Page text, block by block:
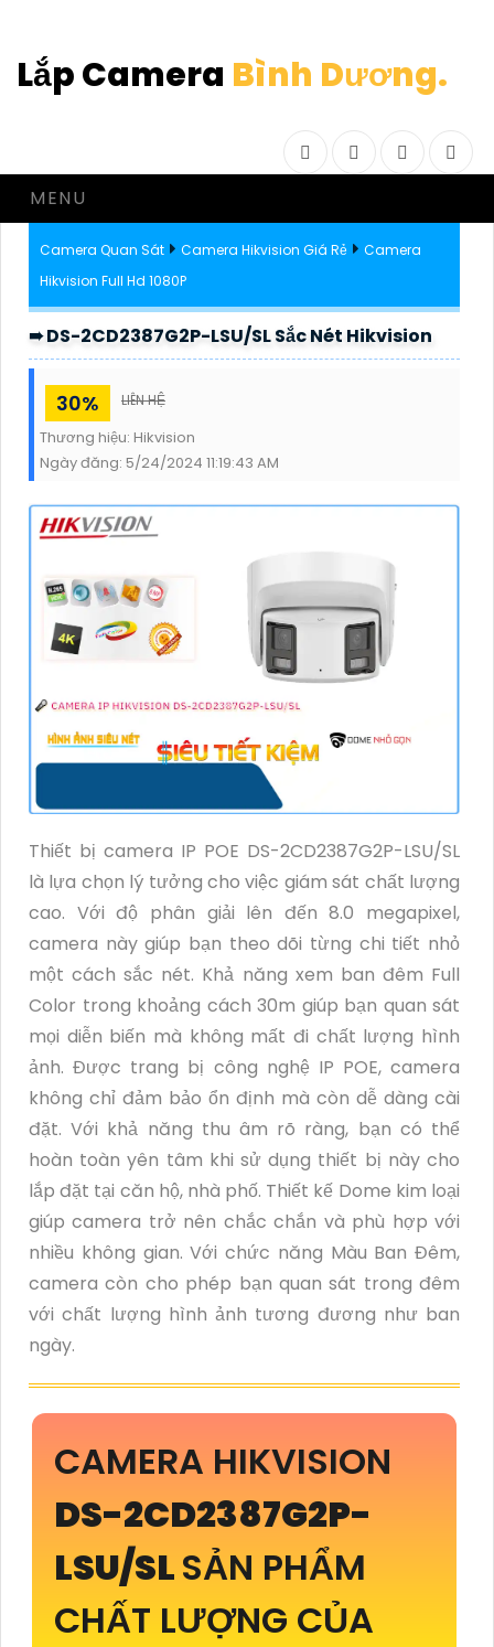
Lắp Camera Bình Dương.
FacebookTwitter Instagram
MENU
Camera Quan Sát Camera Hikvision Giá Rẻ
Camera
Hikvision Full Hd 1080P
➠ DS-2CD2387G2P-LSU/SL Sắc Nét Hikvision
30% LIÊN HỆ
Thương hiệu: Hikvision
Ngày đăng: 5/24/2024 11:19:43 AM
Thiết bị camera IP POE DS-2CD2387G2P-LSU/SL
là lựa chọn lý tưởng cho việc giám sát chất lượng
cao. Với độ phân giải lên đến 8.0 megapixel,
camera này giúp bạn theo dõi từng chi tiết nhỏ
một cách sắc nét. Khả năng xem ban đêm Full
Color trong khoảng cách 30m giúp bạn quan sát
mọi diễn biến mà không mất đi chất lượng hình
ảnh. Được trang bị công nghệ IP POE, camera
không chỉ đảm bảo ổn định mà còn dễ dàng cài
đặt. Với khả năng thu âm rõ ràng, bạn có thể
hoàn toàn yên tâm khi sử dụng thiết bị này cho
lắp đặt tại căn hộ, nhà phố. Thiết kế Dome kim loại
giúp camera trở nên chắc chắn và phù hợp với
nhiều không gian. Với chức năng Màu Ban Đêm,
camera còn cho phép bạn quan sát trong đêm
với chất lượng hình ảnh tương đương như ban
ngày.
CAMERA HIKVISION
DS-2CD2387G2P-
LSU/SLSẢN PHẨM
CHẤT LƯỢNG CỦA